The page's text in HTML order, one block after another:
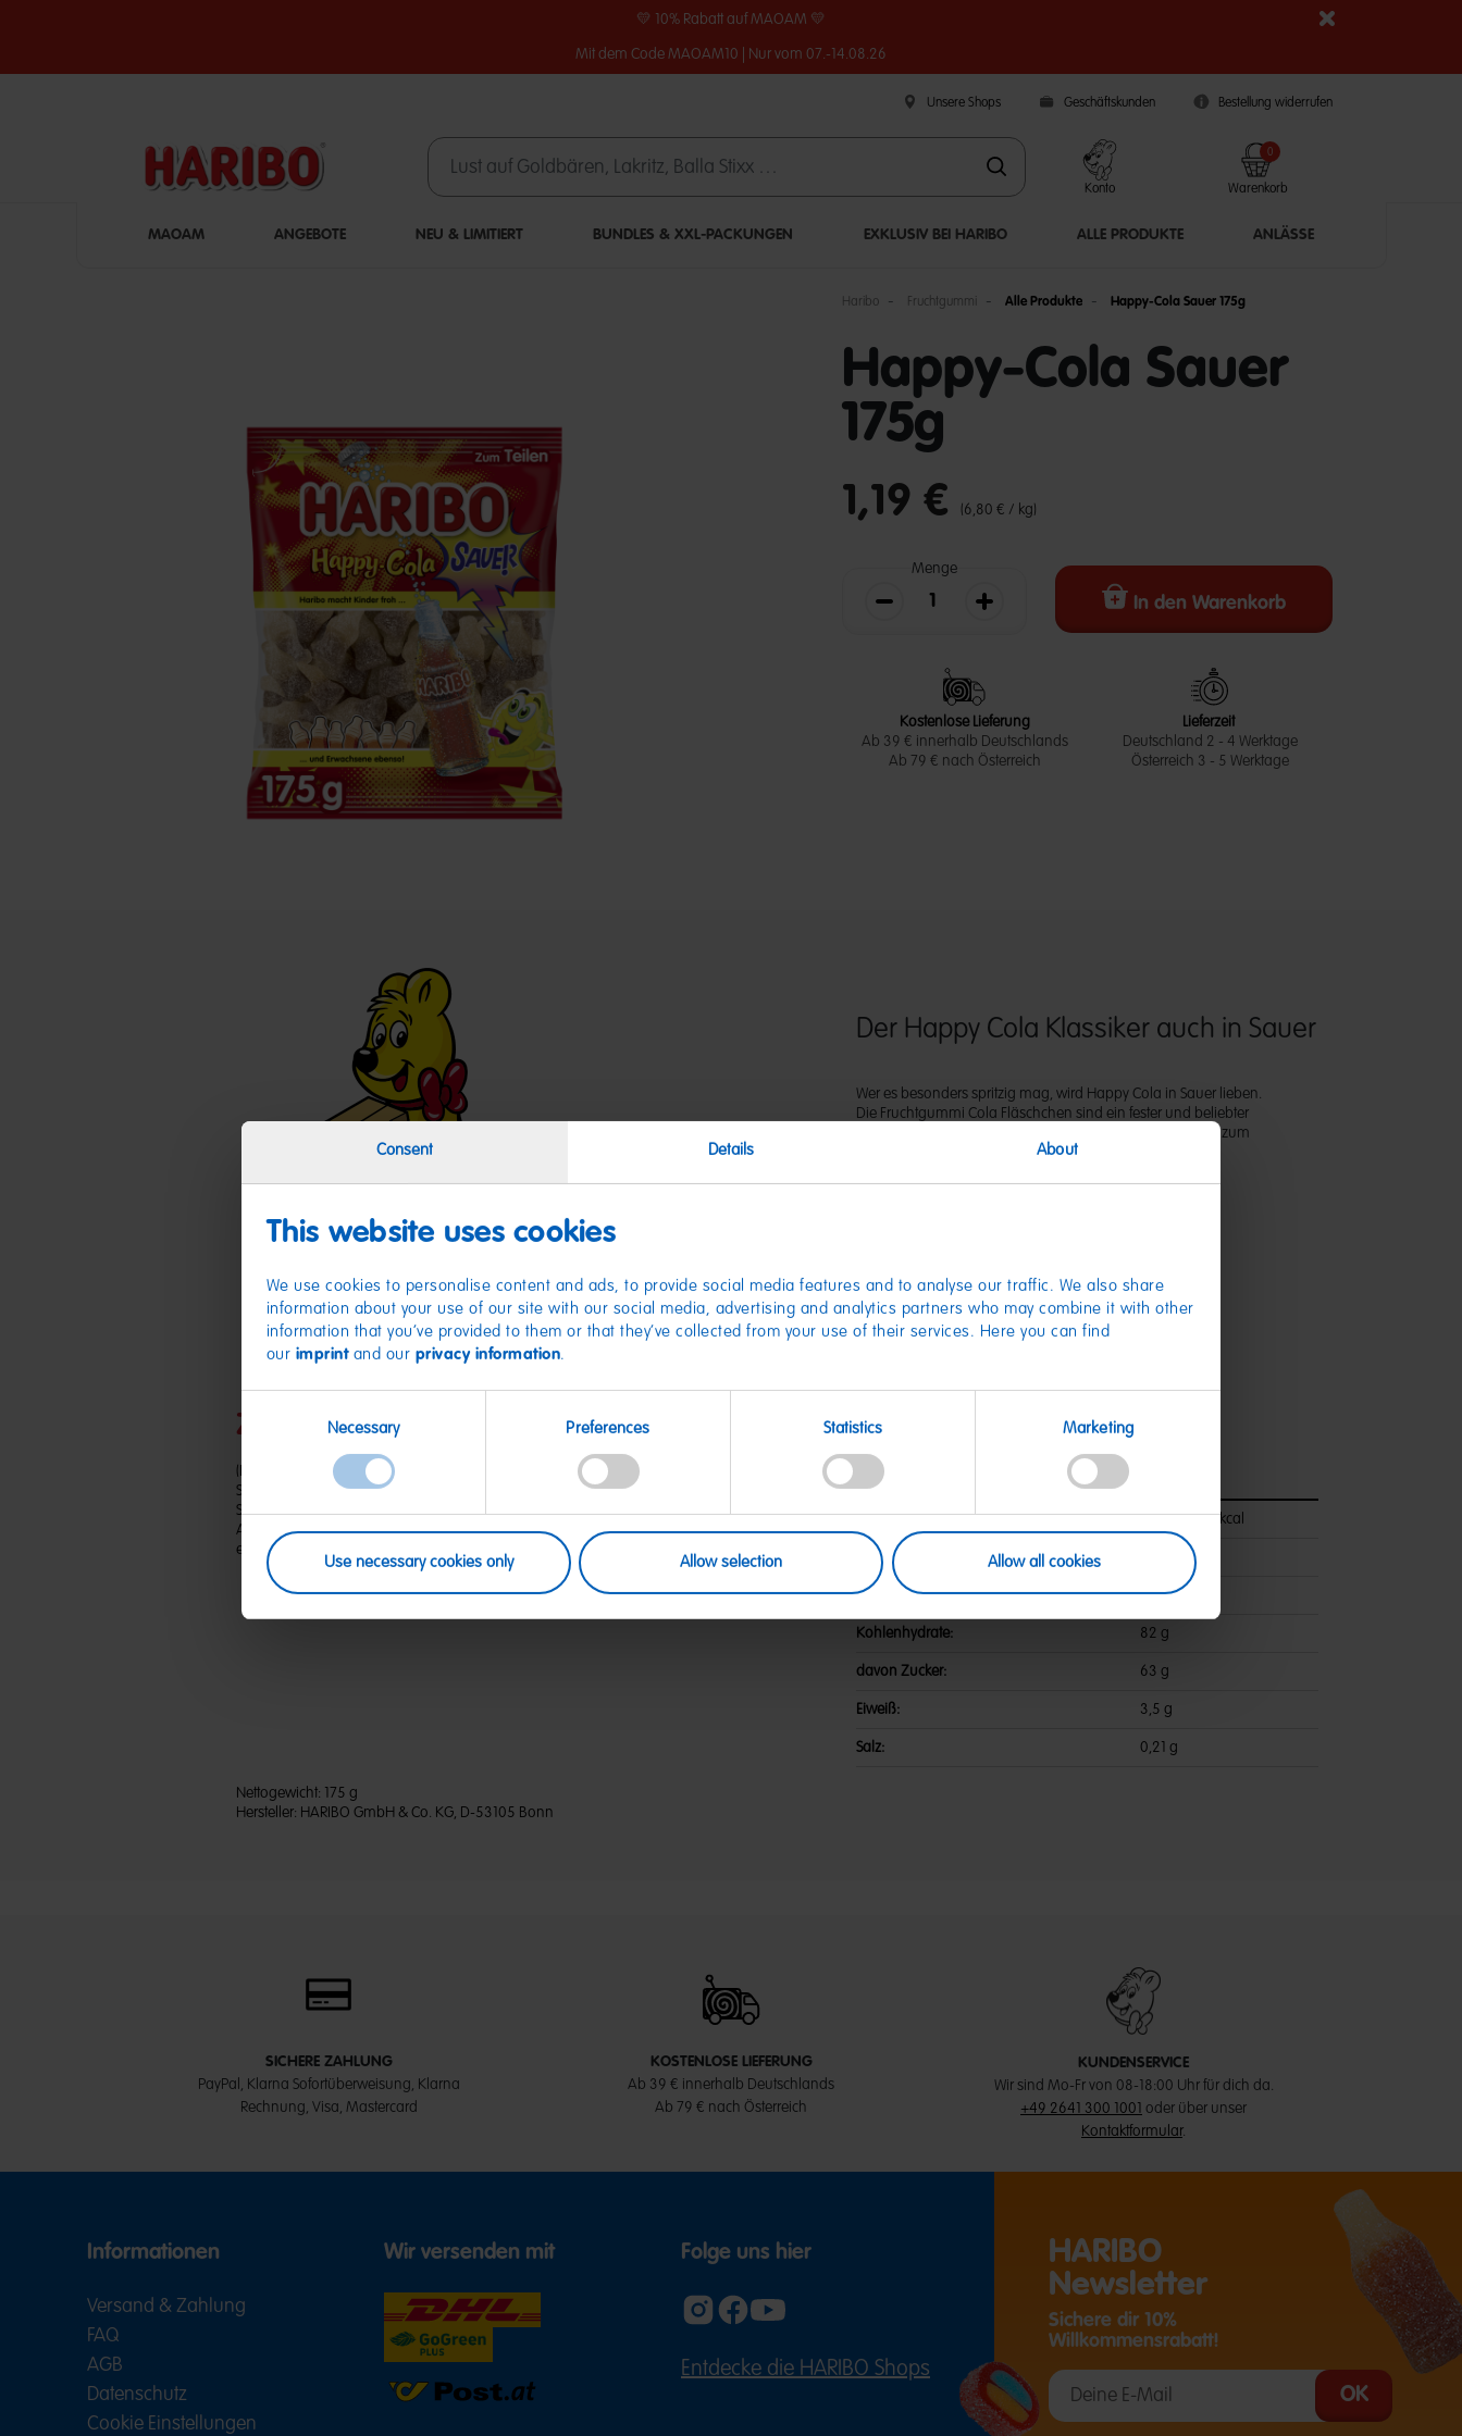
Consent Details About
This website uses cookies
We use cookies to personalise content and ads, to provide social media features and to analyse our traffic. We also share
information about your use of our site with our social media, advertising and analytics partners who may combine it with other
information that you’ve provided to them or that they’ve collected from your use of their services. Here you can find
our imprintand our privacy information.
Selection
Necessary Preferences Statistics Marketing
Use necessary cookies only Allow selection Allow all cookies
💛 10% Rabatt auf MAOAM 💛
Mit dem Code MAOAM10 | Nur vom 07.-14.08.26
Unsere Shops Geschäftskunden Bestellung widerrufen
Konto Warenkorb
0
MAOAM ANGEBOTE NEU & LIMITIERT BUNDLES & XXL-PACKUNGEN EXKLUSIV BEI HARIBO ALLE PRODUKTE ANLÄSSE
Haribo Fruchtgummi Alle Produkte Happy-Cola Sauer 175g
Happy-Cola Sauer
175g
undefined out of 5 Customer Rating
1,19 € (6,80 € / kg)
Menge
Die Menge verringernDie Menge erhöhen In den Warenkorb
Kostenlose Lieferung
Ab 39 € innerhalb Deutschlands
Ab 79 € nach Österreich
Lieferzeit
Deutschland 2 - 4 Werktage
Österreich 3 - 5 Werktage
Der Happy Cola Klassiker auch in Sauer
Wer es besonders spritzig mag, wird Happy Cola in Sauer lieben.
Die Fruchtgummi Cola Fläschchen sind ein fester und beliebter
Bestandteil des HARIBO Sortiments. Sie eignen sich perfekt zum
Zutaten
(D) Fruchtgummi Mit Cola-Geschmack | Zutaten: Glukosesirup; Zucker;
Stärke; Gelatine; Säuerungsmittel: Citronensäure, Äpfelsäure;
Säureregulatoren: Natriumhydrogenmalat, Tricalciumcitrat; Karamellsirup;
Aroma; Überzugsmittel: Carnaubawachs. Kann Spuren von MILCH, WEIZEN
enthalten.
Nährwerte
Nährwerte
Energie: 1481 kJ/348 kcal
Fett:
davon gesättigte Fettsäuren: <0,1 g
Kohlenhydrate: 82 g
davon Zucker: 63 g
Eiweiß: 3,5 g
Salz: 0,21 g
Nettogewicht: 175 g
Hersteller: HARIBO GmbH & Co. KG, D-53105 Bonn
SICHERE ZAHLUNG
PayPal, Klarna Sofortüberweisung, Klarna
Rechnung, Visa, Mastercard
KOSTENLOSE LIEFERUNG
Ab 39 € innerhalb Deutschlands
Ab 79 € nach Österreich
KUNDENSERVICE
Wir sind Mo-Fr von 08-18:00 Uhr für dich da.
+49 2641 300 1001
oder über unser
Kontaktformular.
Informationen
Versand & Zahlung
FAQ
AGB
Datenschutz
Cookie Einstellungen
Wir versenden mit Folge uns hier
Entdecke die HARIBO Shops (ÖFFNET EINE EXTERNE SEITE IN EINEM NEUEN TAB)
HARIBO
Newsletter
Sichere dir 10%
Willkommensrabatt!